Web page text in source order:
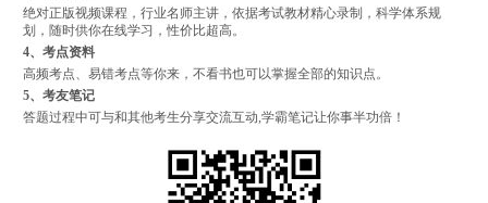
绝对正版视频课程，行业名师主讲，依据考试教材精心录制，科学体系规
划，随时供你在线学习，性价比超高。
4、考点资料
高频考点、易错考点等你来，不看书也可以掌握全部的知识点。
5、考友笔记
答题过程中可与和其他考生分享交流互动,学霸笔记让你事半功倍！